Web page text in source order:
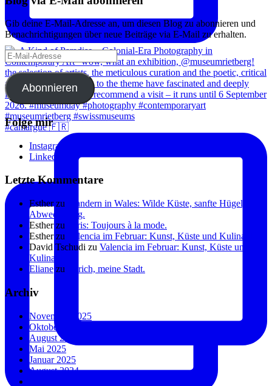
#camargue 🇫🇷
Gib deine E-Mail-Adresse an, um diesen Blog zu abonnieren und
Benachrichtigungen über neue Beiträge via E-Mail zu erhalten.
E-
Mail-
Adresse
Abonnieren
Folge mir
Instagram
Linkedin
Letzte Kommentare
Estherzu
Wandern in Wales: Wilde Küste, sanfte Hügel, viel
Abwechslung.
Estherzu
Paris: Toujours à la mode.
Estherzu
Valencia im Februar: Kunst, Küste und Kulinarik.
David Tschudi zu Valencia im Februar: Kunst, Küste und
Kulinarik.
Eliane zu Zürich, meine Stadt.
Archiv
November 2025
Oktober 2025
August 2025
Mai 2025
Januar 2025
August 2024